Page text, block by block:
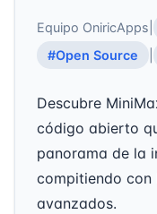
Equipo OniricApps
#Open Source
Descubre
código abierto
panorama de la
compitiendo con
avanzados.